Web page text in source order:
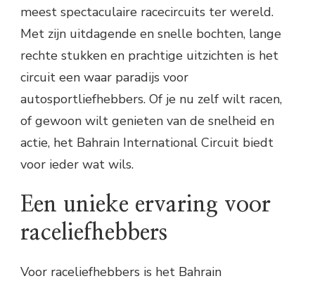
meest spectaculaire racecircuits ter wereld.
Met zijn uitdagende en snelle bochten, lange
rechte stukken en prachtige uitzichten is het
circuit een waar paradijs voor
autosportliefhebbers. Of je nu zelf wilt racen,
of gewoon wilt genieten van de snelheid en
actie, het Bahrain International Circuit biedt
voor ieder wat wils.
Een unieke ervaring voor
raceliefhebbers
Voor raceliefhebbers is het Bahrain